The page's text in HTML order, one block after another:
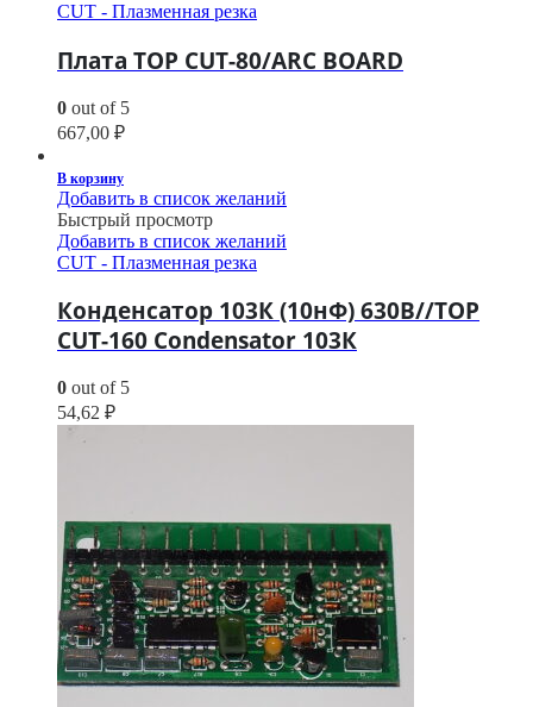
CUT - Плазменная резка
Плата TOP CUT-80/ARC BOARD
0 out of 5
667,00 ₽
В корзину
Добавить в список желаний
Быстрый просмотр
Добавить в список желаний
CUT - Плазменная резка
Конденсатор 103К (10нФ) 630В//TOP
CUT-160 Condensator 103К
0 out of 5
54,62 ₽